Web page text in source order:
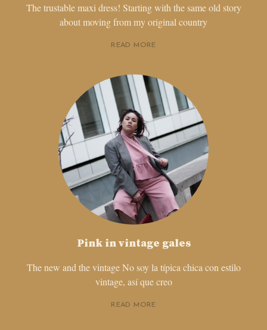
The trustable maxi dress! Starting with the same old story
about moving from my original country
READ MORE
Pink in vintage gales
The new and the vintage No soy la típica chica con estilo
vintage, así que creo
READ MORE